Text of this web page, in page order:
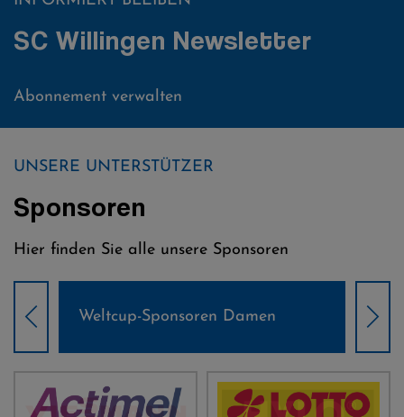
SC Willingen Newsletter
Abonnement verwalten
UNSERE UNTERSTÜTZER
Sponsoren
Hier finden Sie alle unsere Sponsoren
Weltcup-Sponsoren Damen